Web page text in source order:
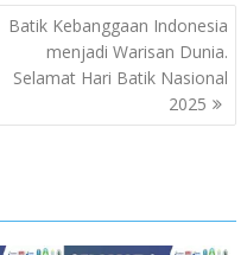
Batik Kebanggaan Indonesia
menjadi Warisan Dunia.
Selamat Hari Batik Nasional
2025